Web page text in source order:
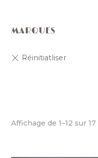
MARQUES
Affichage de 1–12 sur